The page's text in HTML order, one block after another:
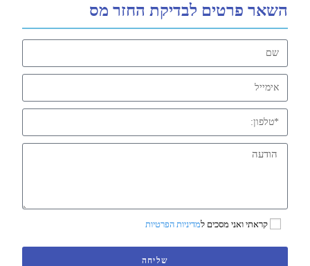
השאר פרטים לבדיקת החזר מס
קראתי ואני מסכים למדיניות הפרטיות
שליחה